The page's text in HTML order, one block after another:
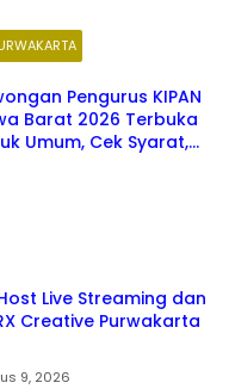
Pengurus KIPAN
Barat 2026 Terbuka
Umum, Cek Syarat,
Live Streaming dan
Creative Purwakarta
9, 2026